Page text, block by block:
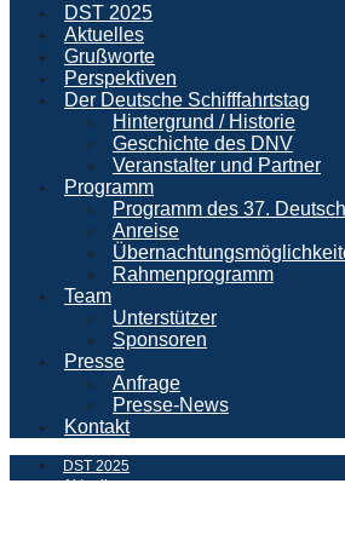
DST 2025
Aktuelles
Grußworte
Perspektiven
Der Deutsche Schifffahrtstag
Hintergrund / Historie
Geschichte des DNV
Veranstalter und Partner
Programm
Programm des 37.
Anreise
Rahmenprogramm
Team
Unterstützer
Sponsoren
Presse
Anfrage
Presse-News
Kontakt
DST 2025
Aktuelles